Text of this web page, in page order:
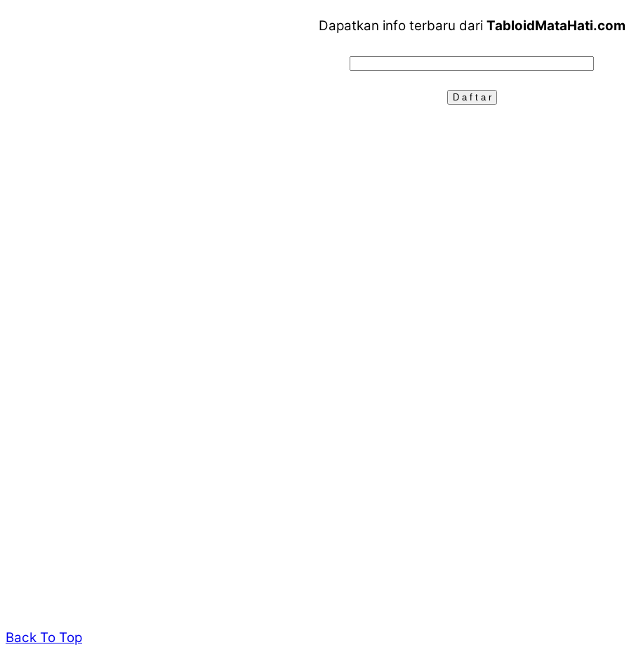
Dapatkan info terbaru dari TabloidMataHati.com
Back To Top